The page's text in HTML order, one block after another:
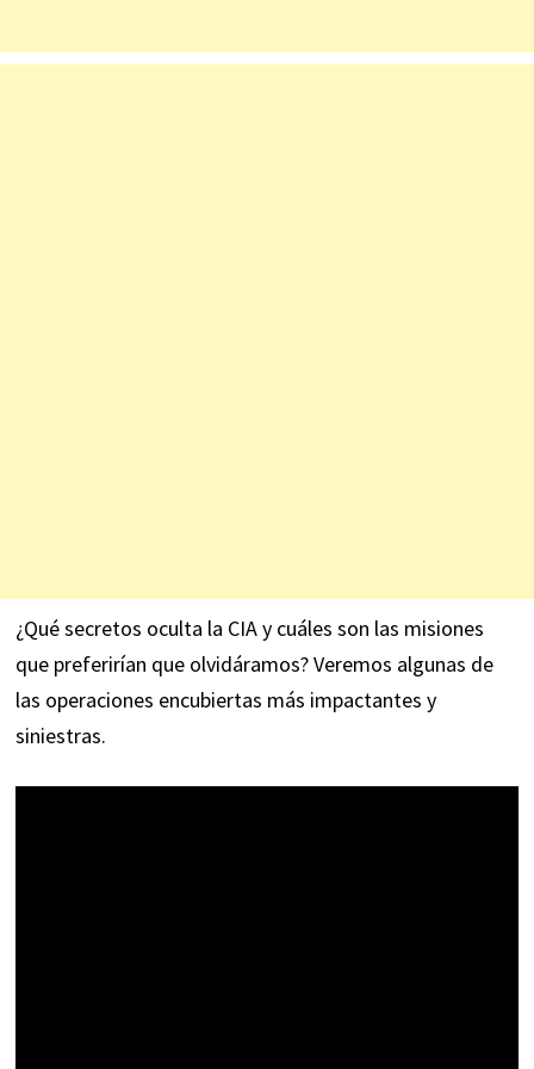
¿Qué secretos oculta la CIA y cuáles son las misiones
que preferirían que olvidáramos? Veremos algunas de
las operaciones encubiertas más impactantes y
siniestras.